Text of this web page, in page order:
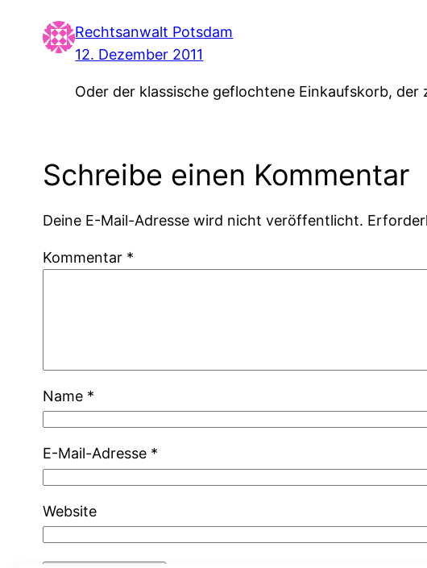
Rechtsanwalt Potsdam
12. Dezember 2011
Oder der klassische geflochtene Einkaufskorb,
Schreibe einen Kommentar
Deine E-Mail-Adresse wird nicht veröffentlicht.
Kommentar *
Name *
E-Mail-Adresse *
Website